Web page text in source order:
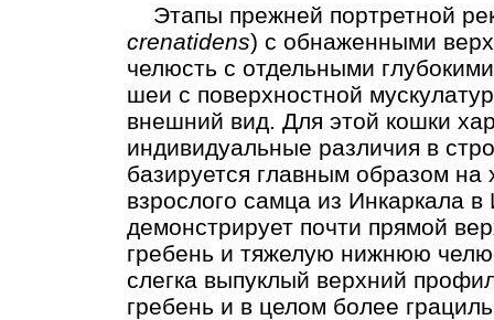
Этапы прежней портретной
crenatidens) с обнаженными
челюсть с отдельными
шеи с поверхностной
внешний вид. Для этой кошки
индивидуальные различия в
базируется главным образом
взрослого самца из Инкаркала
демонстрирует почти прямой
гребень и тяжелую нижнюю
слегка выпуклый верхний
гребень и в целом более